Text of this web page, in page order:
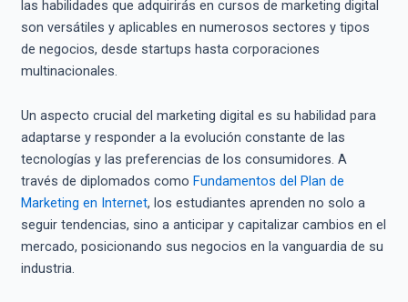
las habilidades que adquirirás en cursos de marketing digital
son versátiles y aplicables en numerosos sectores y tipos
de negocios, desde startups hasta corporaciones
multinacionales.
Un aspecto crucial del marketing digital es su habilidad para
adaptarse y responder a la evolución constante de las
tecnologías y las preferencias de los consumidores. A
través de diplomados como Fundamentos del Plan de
Marketing en Internet, los estudiantes aprenden no solo a
seguir tendencias, sino a anticipar y capitalizar cambios en el
mercado, posicionando sus negocios en la vanguardia de su
industria.